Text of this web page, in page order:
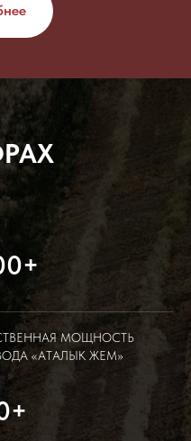
МОЩНОСТЬ
«АТАЛЫК ЖЕМ»